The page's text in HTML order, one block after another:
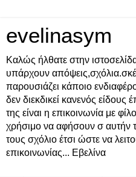
evelinasym
Καλώς ήλθατε στην
υπάρχουν
παρουσιάζει κάποιο
δεν διεκδικεί κανενός
της είναι η επικοινωνία με
χρήσιμο να αφήσουν σ αυτήν
τους σχόλιο έτσι ώστε να
επικοινωνίας... Εβελίνα